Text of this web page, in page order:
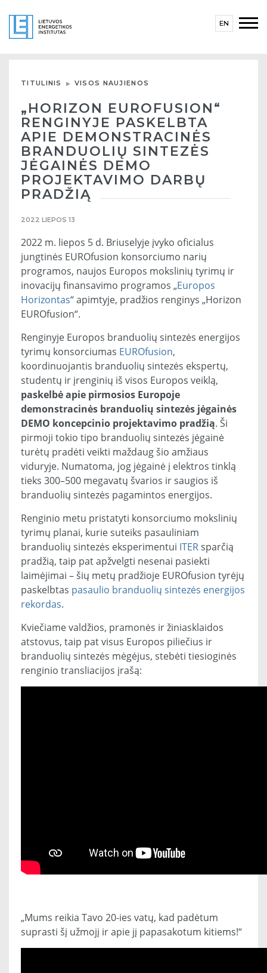
EN
TITULINIS VISOS NAUJIENOS
„HORIZON EUROFUSION“
RENGINYJE PASKELBTA
APIE DEMONSTRACINĖS
BRANDUOLIŲ SINTEZĖS
JĖGAINĖS DEMO
PROJEKTAVIMO DARBŲ
PRADŽIĄ
2022 LIEPOS 13
2022 m. liepos 5 d. Briuselyje įvyko oficialus
jungtinės EUROfusion konsorciumo narių
programos, naujos Europos mokslinių tyrimų ir
inovacijų finansavimo programos „Europos
Horizontas“ apimtyje, pradžios renginys „Horizon
EUROfusion“.
Renginyje Europos branduolių sintezės energijos
tyrimų konsorciumas EUROfusion,
koordinuojantis branduolių sintezės ekspertų,
studentų ir įrenginių iš visos Europos veiklą,
paskelbė apie pirmosios Europoje
demonstracinės branduolių sintezės jėgainės
DEMO koncepcinio projektavimo pradžią. Ši
pirmoji tokio tipo branduolių sintezės jėgainė
turėtų pradėti veikti maždaug šio amžiaus
viduryje. Numatoma, jog jėgainė į elektros tinklą
tieks 300–500 megavatų švarios ir saugios iš
branduolių sintezės pagamintos energijos.
Renginio metu pristatyti konsorciumo mokslinių
tyrimų planai, kurie suteiks pasauliniam
branduolių sintezės eksperimentui ITERsparčią
pradžią, taip pat apžvelgti nesenai pasiekti
laimėjimai – šių metų pradžioje EUROfusion tyrėjų
paskelbtas pasaulio branduolių sintezės energijos
rekordas.
Kviečiame valdžios, pramonės ir žiniasklaidos
atstovus, taip pat visus Europos piliečius ir
branduolių sintezės mėgėjus, stebėti tiesioginės
renginio transliacijos įrašą:
„Mums reikia Tavo 20-ies vatų, kad padėtum
suprasti šį užmojį ir apie jį papasakotum kitiems!“